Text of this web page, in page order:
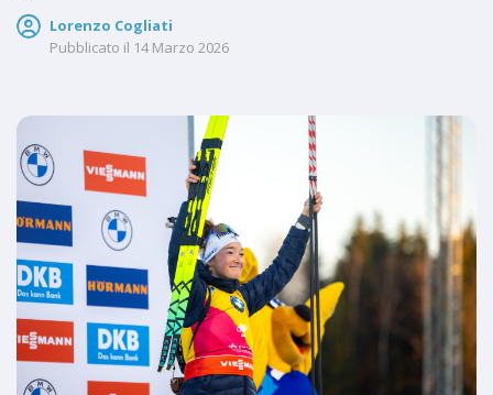
Lorenzo Cogliati
Pubblicato il 14 Marzo 2026